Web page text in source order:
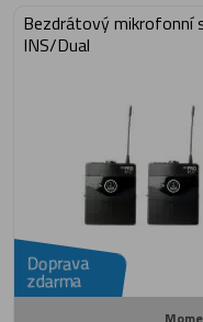
Bezdrátový mikrofonní
INS/Dual
Doprava
zdarma